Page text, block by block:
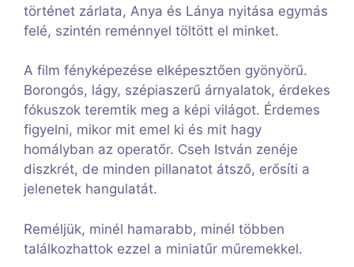
történet zárlata, Anya és Lánya nyitása egymás
felé, szintén reménnyel töltött el minket.
A film fényképezése elképesztően gyönyörű.
Borongós, lágy, szépiaszerű árnyalatok, érdekes
fókuszok teremtik meg a képi világot. Érdemes
figyelni, mikor mit emel ki és mit hagy
homályban az operatőr. Cseh István zenéje
diszkrét, de minden pillanatot átsző, erősíti a
jelenetek hangulatát.
Reméljük, minél hamarabb, minél többen
találkozhattok ezzel a miniatűr műremekkel.